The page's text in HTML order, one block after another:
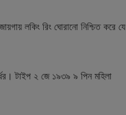
লকিং রিং ঘোরানো নিশ্চিত করে যে
টাইপ ২ জে ১৯৩৯ ৯ পিন মহিলা